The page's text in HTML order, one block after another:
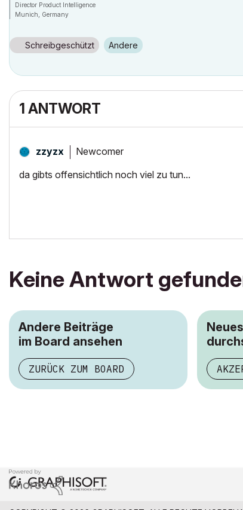
Director Product Intelligence
Munich, Germany
Schreibgeschützt Andere
1 ANTWORT
zzyzx Newcomer
da gibts offensichtlich noch viel zu tun...
Keine Antwort
Andere Beiträge
im Board ansehen
ZURÜCK ZUM BOARD